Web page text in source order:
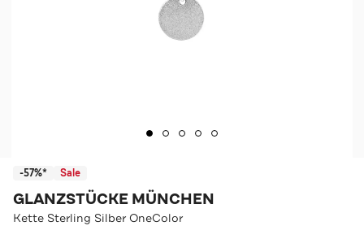
-57%* Sale
GLANZSTÜCKE MÜNCHEN
Kette Sterling Silber OneColor